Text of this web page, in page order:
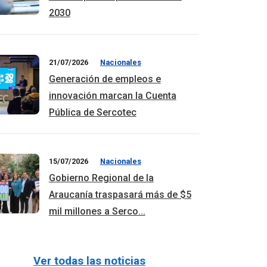
2030
21/07/2026 Nacionales
Generación de empleos e
innovación marcan la Cuenta
Pública de Sercotec
15/07/2026 Nacionales
Gobierno Regional de la
Araucanía traspasará más de $5
mil millones a Serco...
Ver todas las noticias